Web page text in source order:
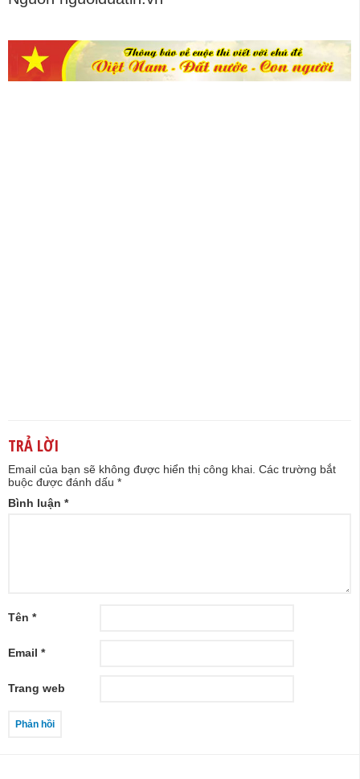
TRẢ LỜI
Email của bạn sẽ không được hiển thị công khai. Các trường bắt
buộc được đánh dấu *
Bình luận *
Tên *
Email *
Trang web